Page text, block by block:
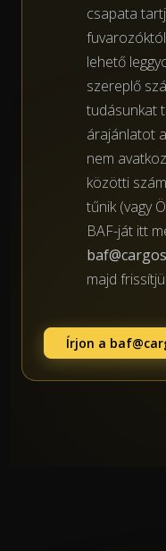
csapata
lehető
szereplő
tudásunkat
árajánlatot
nem
közötti
tűnik (vagy
BAF-ját itt
majd
Írjon a